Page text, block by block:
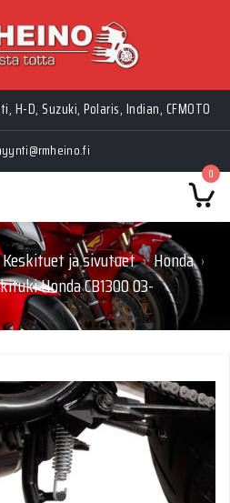
D, Suzuki, Polaris, Indian, CFMOTO
0
Keskituet ja sivutuet › Honda ›
Honda CB1300 03-